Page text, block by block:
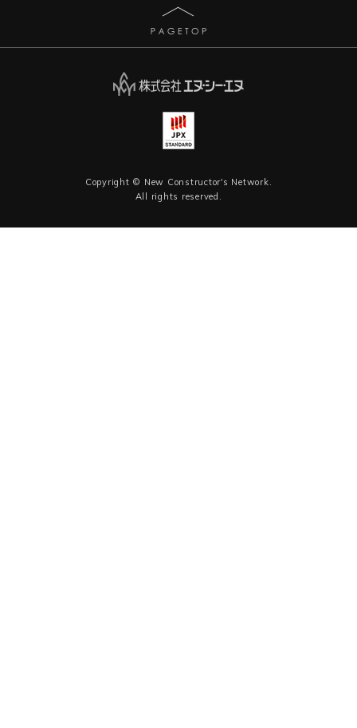
Copyright © New Constructor's Network.
All rights reserved.